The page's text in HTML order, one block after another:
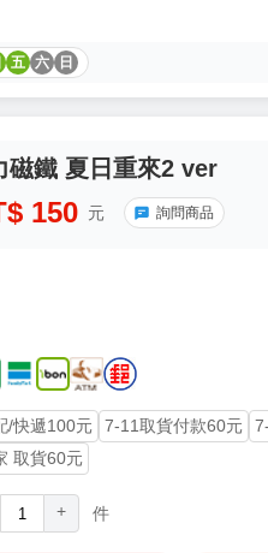
五 六 日
磁鐵 夏日重來2 ver
150 元 詢問商品
/快遞100元 7-11取貨付款60元
取貨60元
+ 件